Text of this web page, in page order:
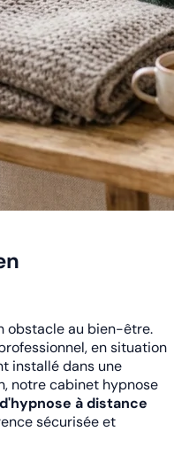
obstacle au bien-être.
en situation
installé dans une
notre cabinet hypnose
à distance
sécurisée et